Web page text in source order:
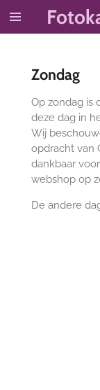
Ga
hoofdinhoud
Zondag
Op zondag is
deze dag in
Wij
opdracht van
dankbaar
webshop op
De andere